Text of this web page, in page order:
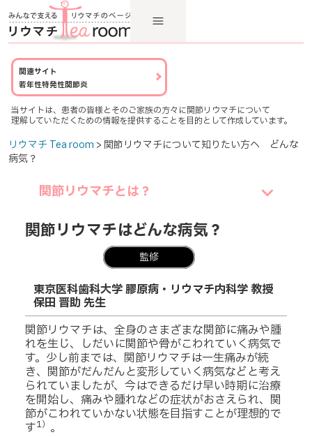
関連サイト
若年性特発性関節炎
当サイトは、患者の皆様とそのご家族の方々に関節リウマチについて
理解していただくための情報を提供することを目的として作成しています。
リウマチ Tea room > 関節リウマチについて知りたい方へ どんな
病気？
関節リウマチとは？
関節リウマチはどんな病気？
監修
東京医科歯科大学 膠原病・リウマチ内科学 教授
保田 晋助 先生
関節リウマチは、全身のさまざまな関節に痛みや腫
れを生じ、しだいに関節や骨がこわれていく病気で
す。少し前までは、関節リウマチは一生痛みが続
き、関節がだんだんと変形していく病気などと考え
られていましたが、今はできるだけ早い時期に治療
を開始し、痛みや腫れなどの症状がおさえられ、関
節がこわれていかない状態を目指すことが理想的で
す1） 。